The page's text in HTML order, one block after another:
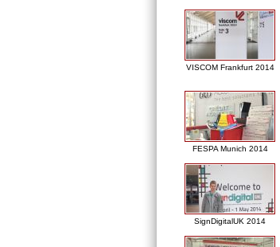
VISCOM Frankfurt 2014
FESPA Munich 2014
SignDigitalUK 2014